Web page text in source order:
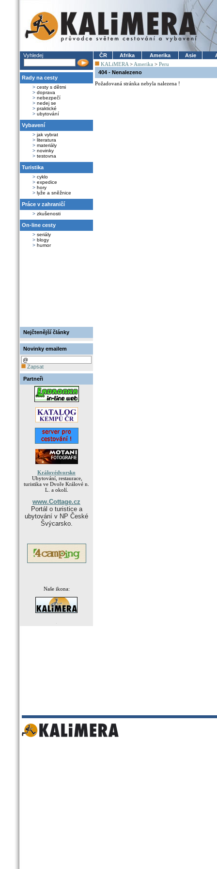
Vyhledej
Rady na cesty
> cesty s dětmi
> doprava
> nebezpečí
> nedej se
> praktické
> ubytování
Vybavení
> jak vybrat
> literatura
> materiály
> novinky
> testovna
Turistika
> cyklo
> expedice
> hory
> lyže a sněžnice
Práce v zahraničí
> zkušenosti
On-line cesty
> seriály
> blogy
> humor
Nejčtenější články
Novinky emailem
Zapsat
Partneři
Královédvorsko
Ubytování, restaurace,
turistika ve Dvoře Králové n.
L. a okolí.
www.Cottage.cz
Portál o turistice a
ubytování v NP České
Švýcarsko.
Naše ikona:
ČR Afrika Amerika Asie
KALiMERA > Amerika > Peru
404 - Nenalezeno
Požadovaná stránka nebyla nalezena !